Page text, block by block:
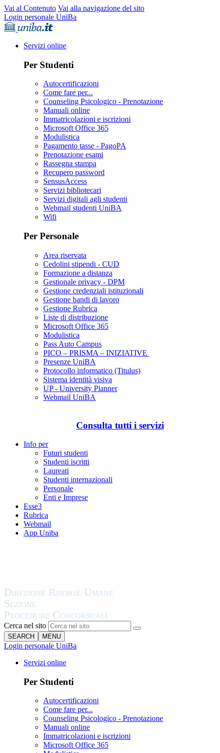
Vai al Contenuto Vai alla navigazione del sito
Login personale UniBa
Servizi online
Per Studenti
Autocertificazioni
Come fare per...
Counseling Psicologico - Prenotazione
Manuali online
Immatricolazioni e iscrizioni
Microsoft Office 365
Modulistica
Pagamento tasse - PagoPA
Prenotazione esami
Rassegna stampa
Recupero password
SensusAccess
Servizi bibliotecari
Servizi digitali agli studenti
Webmail studenti UniBA
Wifi
Per Personale
Area riservata
Cedolini stipendi - CUD
Formazione a distanza
Gestionale privacy - DPM
Gestione credenziali istituzionali
Gestione bandi di lavoro
Gestione Rubrica
Liste di distribuzione
Microsoft Office 365
Modulistica
Pass Auto Campus
PICO – PRISMA – INIZIATIVE
Presenze UniBA
Protocollo informatico (Titulus)
Sistema identità visiva
UP - University Planner
Webmail UniBA
Consulta tutti i servizi
Info per
Futuri studenti
Studenti iscritti
Laureati
Studenti internazionali
Personale
Enti e Imprese
Esse3
Rubrica
Webmail
App Uniba
Cerca nel sito
SEARCH MENU
Login personale UniBa
Servizi online
Per Studenti
Autocertificazioni
Come fare per...
Counseling Psicologico - Prenotazione
Manuali online
Immatricolazioni e iscrizioni
Microsoft Office 365